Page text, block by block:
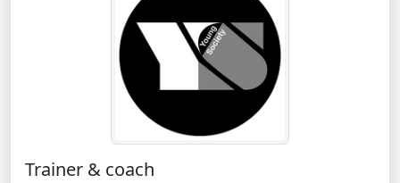
Trainer & coach